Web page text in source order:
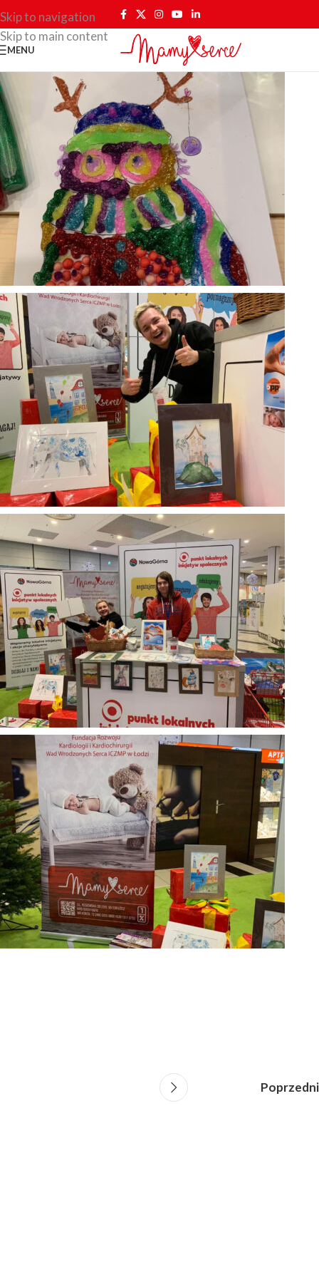
Skip to navigation
Skip to main content
MENU
Poprzedni